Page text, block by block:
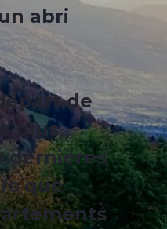
abri
de
plus
dernières
que